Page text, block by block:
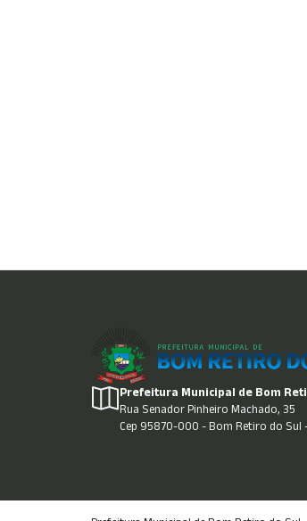
Prefeitura Municipal de Bom
Rua Senador Pinheiro Machado, 35
Cep 95870-000 - Bom Retiro do Sul